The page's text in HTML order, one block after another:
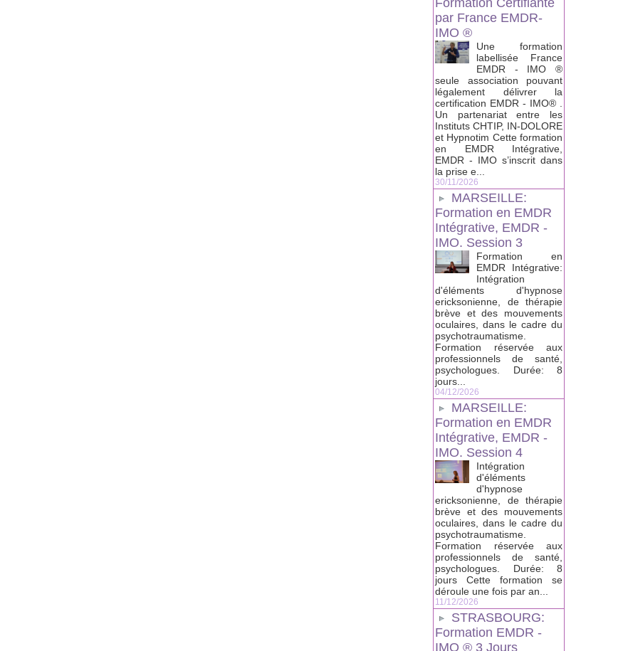
Formation Certifiante
par France EMDR-
IMO ®
Une formation
labellisée France
EMDR - IMO ®
seule association pouvant
légalement délivrer la
certification EMDR - IMO® .
Un partenariat entre les
Instituts CHTIP, IN-DOLORE
et Hypnotim Cette formation
en EMDR Intégrative,
EMDR - IMO s’inscrit dans
la prise e...
30/11/2026
MARSEILLE:
Formation en EMDR
Intégrative, EMDR -
IMO. Session 3
Formation en
EMDR Intégrative:
Intégration
d'éléments d'hypnose
ericksonienne, de thérapie
brève et des mouvements
oculaires, dans le cadre du
psychotraumatisme.
Formation réservée aux
professionnels de santé,
psychologues. Durée: 8
jours...
04/12/2026
MARSEILLE:
Formation en EMDR
Intégrative, EMDR -
IMO. Session 4
Intégration
d'éléments
d'hypnose
ericksonienne, de thérapie
brève et des mouvements
oculaires, dans le cadre du
psychotraumatisme.
Formation réservée aux
professionnels de santé,
psychologues. Durée: 8
jours Cette formation se
déroule une fois par an...
11/12/2026
STRASBOURG:
Formation EMDR -
IMO ® 3 Jours